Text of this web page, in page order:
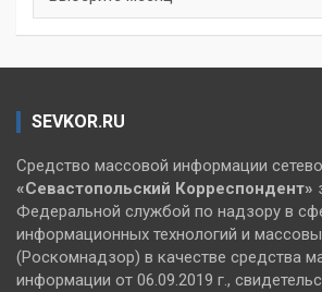
SEVKOR.RU
Средство массовой информации
«Севастопольский Корреспондент»
Федеральной службой по надзору в
информационных технологий и
(Роскомнадзор) в качестве средства
информации от 06.09.2019 г.,